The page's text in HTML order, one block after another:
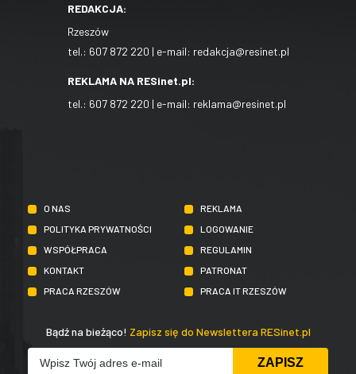
REDAKCJA:
Rzeszów
tel.: 607 872 220 | e-mail: redakcja@resinet.pl
REKLAMA NA RESinet.pl:
tel.: 607 872 220 | e-mail: reklama@resinet.pl
O NAS
REKLAMA
POLITYKA PRYWATNOŚCI
LOGOWANIE
WSPÓŁPRACA
REGULAMIN
KONTAKT
PATRONAT
PRACA RZESZÓW
PRACA IT RZESZÓW
Bądź na bieżąco! Zapisz się do Newslettera RESinet.pl